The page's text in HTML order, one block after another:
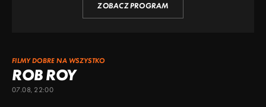
ZOBACZ PROGRAM
FILMY DOBRE NA WSZYSTKO
ROB ROY
07.08, 22:00